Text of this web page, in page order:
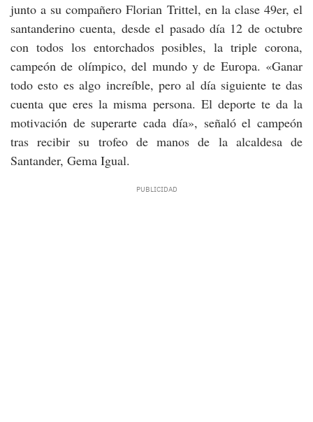
junto a su compañero Florian Trittel, en la clase 49er, el
santanderino cuenta, desde el pasado día 12 de octubre
con todos los entorchados posibles, la triple corona,
campeón de olímpico, del mundo y de Europa. «Ganar
todo esto es algo increíble, pero al día siguiente te das
cuenta que eres la misma persona. El deporte te da la
motivación de superarte cada día», señaló el campeón
tras recibir su trofeo de manos de la alcaldesa de
Santander, Gema Igual.